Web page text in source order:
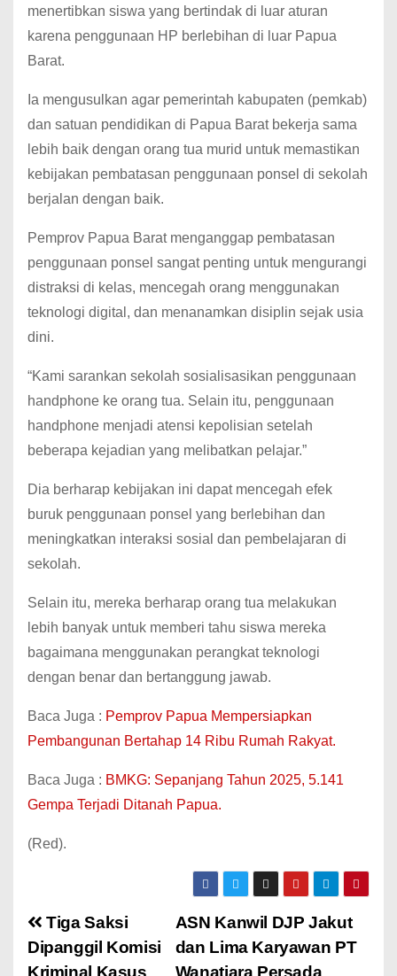
menertibkan siswa yang bertindak di luar aturan
karena penggunaan HP berlebihan di luar Papua
Barat.
Ia mengusulkan agar pemerintah kabupaten (pemkab)
dan satuan pendidikan di Papua Barat bekerja sama
lebih baik dengan orang tua murid untuk memastikan
kebijakan pembatasan penggunaan ponsel di sekolah
berjalan dengan baik.
Pemprov Papua Barat menganggap pembatasan
penggunaan ponsel sangat penting untuk mengurangi
distraksi di kelas, mencegah orang menggunakan
teknologi digital, dan menanamkan disiplin sejak usia
dini.
“Kami sarankan sekolah sosialisasikan penggunaan
handphone ke orang tua. Selain itu, penggunaan
handphone menjadi atensi kepolisian setelah
beberapa kejadian yang melibatkan pelajar.”
Dia berharap kebijakan ini dapat mencegah efek
buruk penggunaan ponsel yang berlebihan dan
meningkatkan interaksi sosial dan pembelajaran di
sekolah.
Selain itu, mereka berharap orang tua melakukan
lebih banyak untuk memberi tahu siswa mereka
bagaimana menggunakan perangkat teknologi
dengan benar dan bertanggung jawab.
Baca Juga : Pemprov Papua Mempersiapkan
Pembangunan Bertahap 14 Ribu Rumah Rakyat.
Baca Juga : BMKG: Sepanjang Tahun 2025, 5.141
Gempa Terjadi Ditanah Papua.
(Red).
ASN Kanwil DJP Jakut
dan Lima Karyawan PT
Wanatiara Persada
Tiga Saksi
Dipanggil Komisi
Kriminal Kasus